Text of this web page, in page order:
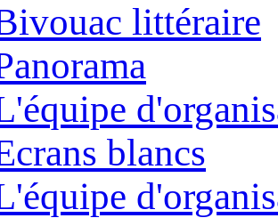
littéraire
blancs